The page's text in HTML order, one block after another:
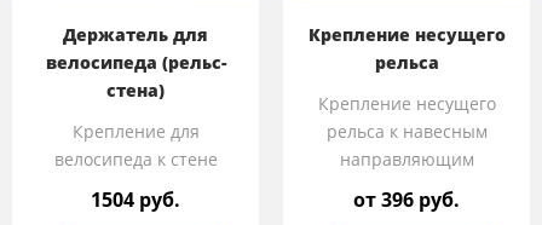
Держатель для
велосипеда (рельс-
стена)
Крепление для
велосипеда к стене
1504 руб.
Крепление несущего
рельса
Крепление несущего
рельса к навесным
направляющим
от 396 руб.